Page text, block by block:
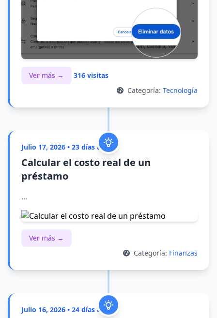
Ver más →
316 visitas
Categoría: Tecnología
Julio 17, 2026 • 23 días atrás
Calcular el costo real de un
préstamo
...
Ver más →
Categoría: Finanzas
Julio 16, 2026 • 24 días atrás